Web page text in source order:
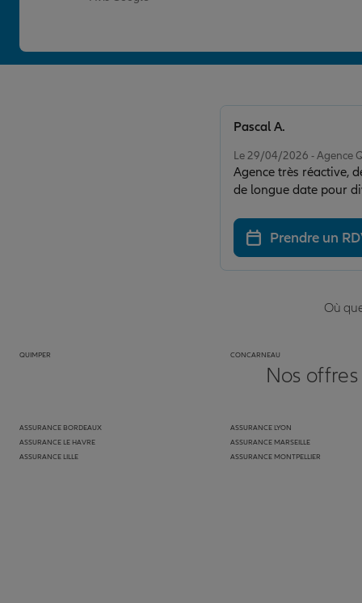
Le 29/04/2026 - Agence
Agence très réactive,
de longue date pour
Pascal A.
Prendre un
Où
QUIMPER CONCARNEAU
Nos
ASSURANCE BORDEAUX
ASSURANCE LE HAVRE
ASSURANCE LILLE
ASSURANCE LYON
ASSURANCE MARSEILLE
ASSURANCE MONTPELLIER